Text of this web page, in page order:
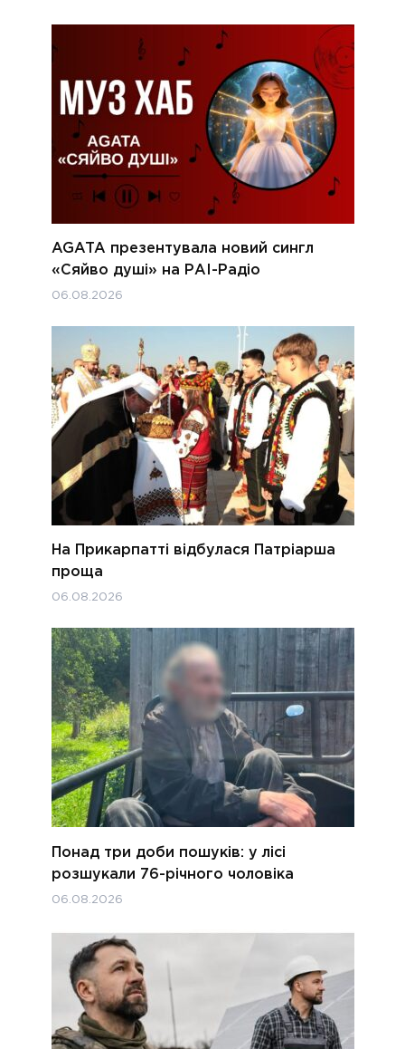
AGATA презентувала новий сингл
«Сяйво душі» на РАІ-Радіо
06.08.2026
На Прикарпатті відбулася Патріарша
проща
06.08.2026
Понад три доби пошуків: у лісі
розшукали 76-річного чоловіка
06.08.2026